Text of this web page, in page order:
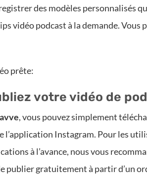
des modèles personnalisés
vidéo podcast à la demande.
prête:
votre vidéo de
, vous pouvez simplement
l’application Instagram. Pour les
à l’avance, nous vous
publier gratuitement à partir d’un